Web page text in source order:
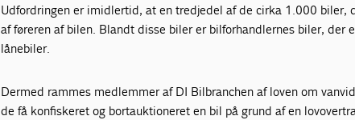
Udfordringen er imidlertid, at en tredjedel af de cirka 1.000 biler,
af føreren af bilen. Blandt disse biler er bilforhandlernes biler, der
lånebiler.
Dermed rammes medlemmer af DI Bilbranchen af loven om
de få konfiskeret og bortauktioneret en bil på grund af en